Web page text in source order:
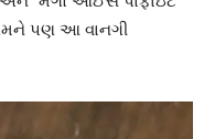
તમને પણ આ વાનગી